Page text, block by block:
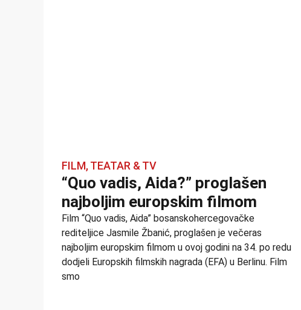
FILM, TEATAR & TV
“Quo vadis, Aida?” proglašen
najboljim europskim filmom
Film “Quo vadis, Aida” bosanskohercegovačke
rediteljice Jasmile Žbanić, proglašen je večeras
najboljim europskim filmom u ovoj godini na 34. po redu
dodjeli Europskih filmskih nagrada (EFA) u Berlinu. Film
smo